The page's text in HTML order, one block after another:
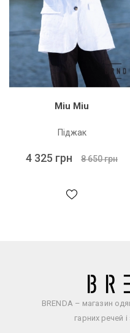
Miu Miu
Піджак
4 325 грн 8 650 грн
BRENDA – магазин
гарних речей